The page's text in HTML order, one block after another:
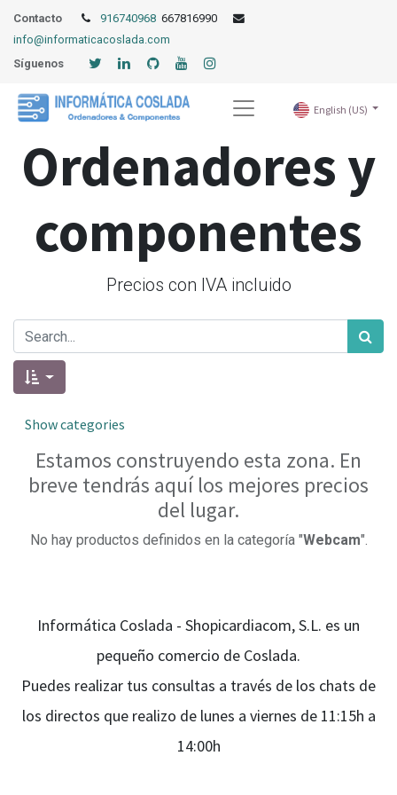
Contacto 916740968 667816990
info@informaticacoslada.com
Síguenos
English (US)
Ordenadores y
componentes
Precios con IVA incluido
Show categories
Estamos construyendo esta zona. En
breve tendrás aquí los mejores precios
del lugar.
No hay productos definidos en la categoría "Webcam".
Informática Coslada - Shopicardiacom, S.L. es un
pequeño comercio de Coslada.
Puedes realizar tus consultas a través de los chats de
los directos que realizo de lunes a viernes de 11:15h a
14:00h